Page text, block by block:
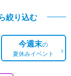
絞り込む
今週末の
夏休みイベント